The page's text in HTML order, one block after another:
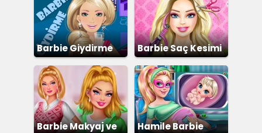
Barbie Giydirme Barbie Saç Kesimi
Barbie Makyaj ve
Hamile Barbie